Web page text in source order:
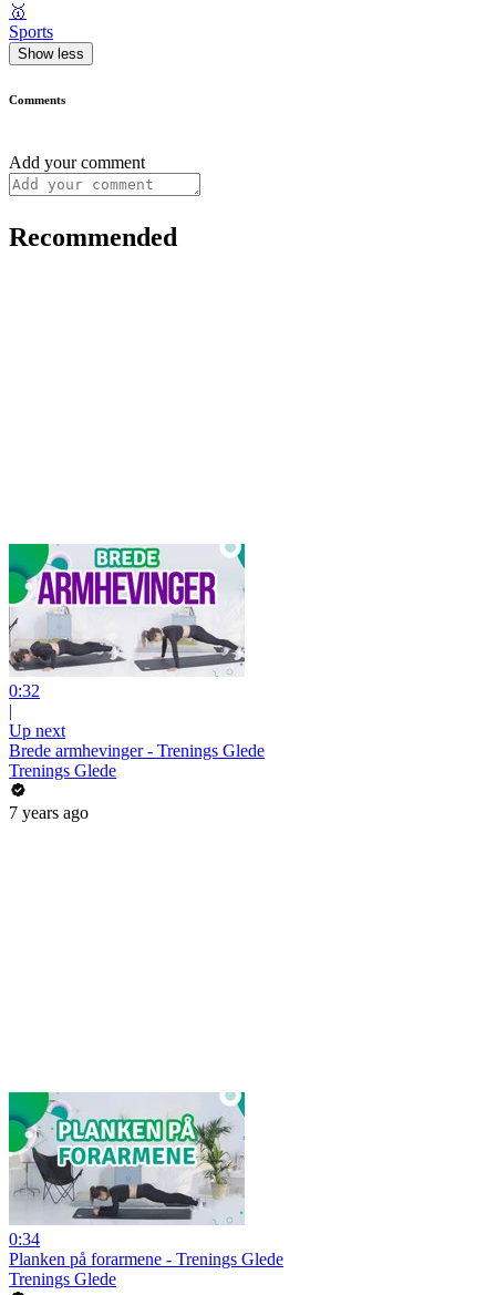
🥇
Sports
Show less
Comments
Add your comment
Recommended
0:32
|
Up next
Brede armhevinger - Trenings Glede
Trenings Glede
7 years ago
0:34
Planken på forarmene - Trenings Glede
Trenings Glede